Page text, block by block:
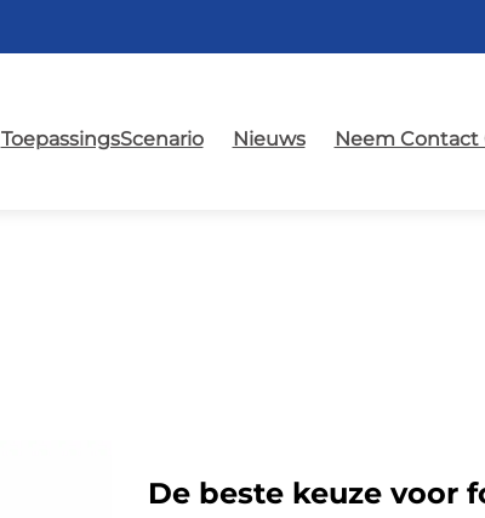
ToepassingsScenario Nieuws Neem Contact
De beste keuze voor